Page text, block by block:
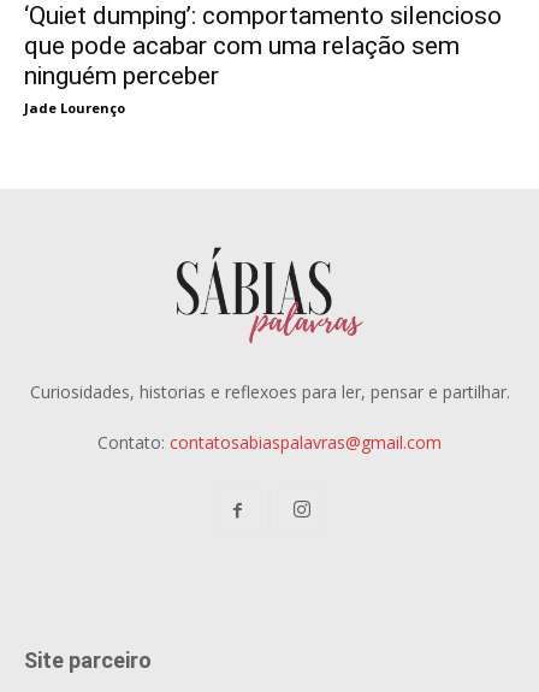
‘Quiet dumping’: comportamento silencioso
que pode acabar com uma relação sem
ninguém perceber
Jade Lourenço
Curiosidades, historias e reflexoes para ler, pensar e partilhar.
Contato: contatosabiaspalavras@gmail.com
Site parceiro